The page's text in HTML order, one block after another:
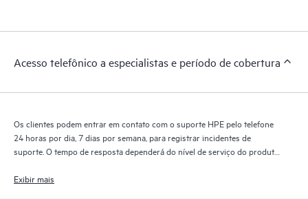
Acesso telefônico a especialistas e período de cobertura
Os clientes podem entrar em contato com o suporte HPE pelo telefone
24 horas por dia, 7 dias por semana, para registrar incidentes de
suporte. O tempo de resposta dependerá do nível de serviço do produto
Exibir mais